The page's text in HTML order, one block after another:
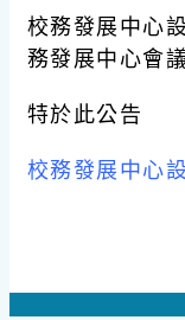
校務發展中心
務發展中心會
特於此公告
校務發展中心